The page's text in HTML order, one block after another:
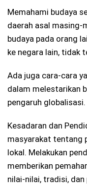
Memahami budaya
daerah asal
budaya pada orang
ke negara lain, tidak
Ada juga cara-cara
dalam melestarikan
pengaruh globalisasi.
Kesadaran dan
masyarakat tentang
lokal. Melakukan
memberikan
nilai-nilai, tradisi, dan